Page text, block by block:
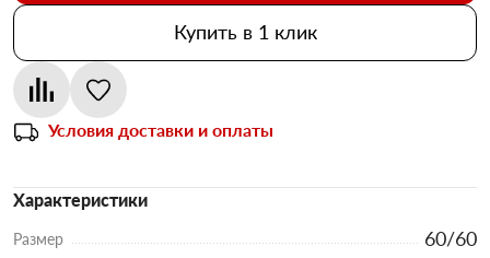
Купить в 1 клик
Условия доставки и оплаты
Характеристики
Размер 60/60